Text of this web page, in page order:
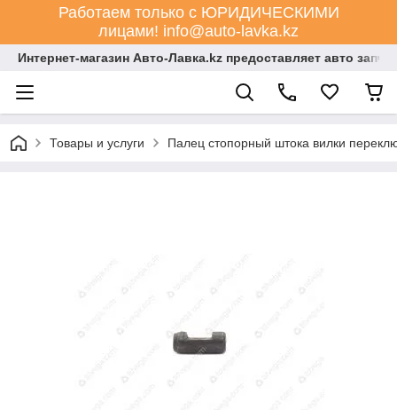
Работаем только с ЮРИДИЧЕСКИМИ
лицами! info@auto-lavka.kz
Интернет-магазин Авто-Лавка.kz предоставляет авто
Товары и услуги Палец стопорный штока вилки